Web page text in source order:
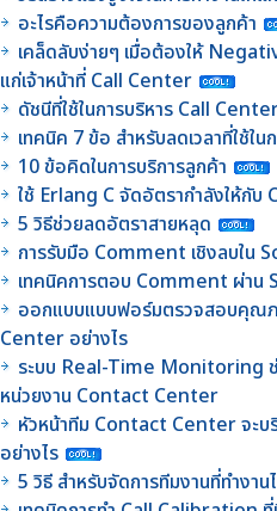
อะไรคือความต้องการของลูกค้า
เคล็ดลับง่ายๆ เมื่อต้องให้
แก่เจ้าหน้าที่ Call Center
ดัชนีที่ใช้ในการบริหาร Call
เทคนิค 7 ข้อ สำหรับลดเวลาที่ใช้ใ
10 ข้อคิดในการบริการลูกค้า
ใช้ Erlang C จัดอัตรากำลังให้กั
5 วิธีช่วยลดอัตราสายหลุด
การรับมือ Comment เชิงลบใน
เทคนิคการตอบ Comment ผ่าน
ออกแบบแบบฟอร์มตรวจสอบคุณ
Center อย่างไร
ระบบ Real-Time Monitoring ช่
หน่วยงาน Contact Center
หัวหน้าทีม Contact Center จะบ
อย่างไร
5 วิธี สำหรับจัดการทีมงานที่ทำงาน